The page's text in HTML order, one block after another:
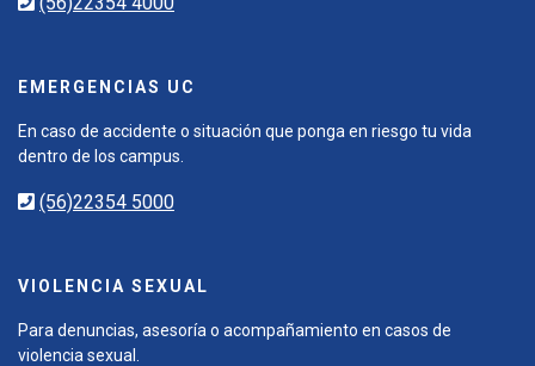
EMERGENCIAS UC
En caso de accidente o situación que ponga en riesgo tu vida
dentro de los campus.
(56)22354 5000
VIOLENCIA SEXUAL
Para denuncias, asesoría o acompañamiento en casos de
violencia sexual.